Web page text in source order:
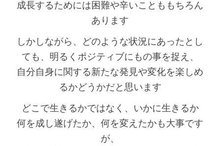
成長するためには困難や辛いことももちろん
あります
しかしながら、どのような状況にあったとし
ても、明るくポジティブにもの事を捉え、
自分自身に関する新たな発見や変化を楽しめ
るかどうかだと思います
どこで生きるかではなく、いかに生きるか
何を成し遂げたか、何を変えたかも大事です
が、